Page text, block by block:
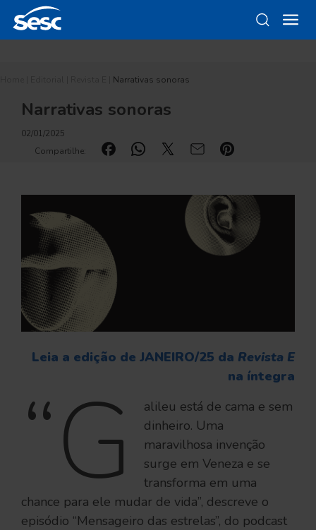
Narrativas sonoras
Narrativas sonoras
02/01/2025
Compartilhe:
Leia a edição de JANEIRO/25 da Revista E
na íntegra
“G
alileu está de cama e sem
dinheiro. Uma
maravilhosa invenção
surge em Veneza e se
transforma em uma
chance para ele mudar de vida”, descreve o
episódio “Mensageiro das estrelas”, do podcast